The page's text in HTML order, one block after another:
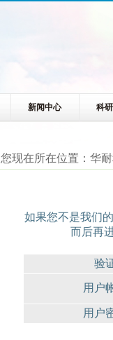
新闻中心 科
您现在所在位置： 华
如果您不是我们
而后再
验
用户
用户